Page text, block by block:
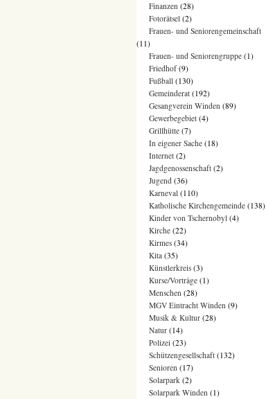
Finanzen (28)
Fotorätsel (2)
Frauen- und Seniorengemeinschaft
(11)
Frauen- und Seniorengruppe (1)
Friedhof(9)
Fußball (130)
Gemeinderat (192)
Gesangverein Winden (89)
Gewerbegebiet (4)
Grillhütte (7)
In eigener Sache (18)
Internet (2)
Jagdgenossenschaft (2)
Jugend (36)
Karneval (110)
Katholische Kirchengemeinde (138)
Kinder von Tschernobyl (4)
Kirche (22)
Kirmes (34)
Kita (35)
Künstlerkreis (3)
Kurse/Vorträge (1)
Menschen (28)
MGV Eintracht Winden (9)
Musik & Kultur (28)
Natur (14)
Polizei (23)
Schützengesellschaft (132)
Senioren (17)
Solarpark (2)
Solarpark Winden (1)